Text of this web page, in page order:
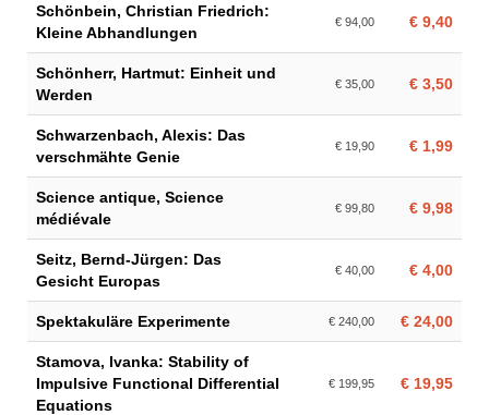
Schönbein, Christian Friedrich:
Kleine Abhandlungen
€ 94,00 € 9,40
Schönherr, Hartmut: Einheit und
Werden
€ 35,00 € 3,50
Schwarzenbach, Alexis: Das
verschmähte Genie
€ 19,90 € 1,99
Science antique, Science
médiévale
€ 99,80 € 9,98
Seitz, Bernd-Jürgen: Das
Gesicht Europas
€ 40,00 € 4,00
Spektakuläre Experimente € 240,00 € 24,00
Stamova, Ivanka: Stability of
Impulsive Functional Differential
Equations
€ 199,95 € 19,95